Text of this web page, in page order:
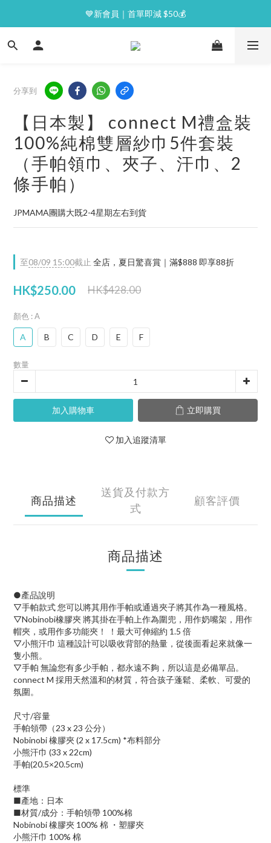
⭐逢星期一malluxe day｜7%購物金回贈
💙新會員｜首單即減 $50💰
⭐逢星期一malluxe day｜7%購物金回贈
分享到
【日本製】 connect M禮盒裝
100%純棉雙層紗巾5件套裝
（手帕領巾、夾子、汗巾、2
條手帕）
JPMAMA團購大既2-4星期左右到貨
至08/09 15:00截止 全店，夏日驚喜賞｜滿$888 即享88折
HK$250.00 HK$428.00
顏色 : A
A B C D E F
數量
加入購物車 立即購買
加入追蹤清單
商品描述
送貨及付款方
式
顧客評價
商品描述
●產品說明
▽手帕款式 您可以將其用作手帕或通過夾子將其作為一種風格。
▽Nobinobi橡膠夾 將其掛在手帕上作為圍兜，用作奶嘴架，用作
帽夾，或用作多功能夾！ ！最大可伸縮約 1.5 倍
▽小熊汗巾 這種設計可以吸收背部的熱量，從後面看起來就像一
隻小熊。
▽手帕 無論您有多少手帕，都永遠不夠，所以這是必備單品。
connect M 採用天然溫和的材質，符合孩子蓬鬆、柔軟、可愛的
氛圍。
尺寸/容量
手帕領帶（23 x 23 公分）
Nobinobi 橡膠夾 (2 x 17.5cm) *布料部分
小熊汗巾 (33 x 22cm)
手帕(20.5×20.5cm)
標準
■產地：日本
■材質/成分：手帕領帶 100%棉
Nobinobi 橡膠夾 100% 棉 ・塑膠夾
小熊汗巾 100% 棉